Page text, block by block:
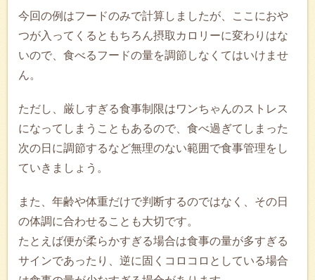
今回の例はフードのみで計算しましたが、ここにおや
つが入ってくるともちろん摂取カロリーに変わりはな
いので、食べるフードの量を調節しなくてはいけませ
ん。
ただし、厳しすぎる食事制限はワンちゃんのストレス
になってしまうこともあるので、食べ過ぎてしまった
次の日に調節するなど無理のない範囲で食事管理をし
ていきましょう。
また、年齢や体重だけで判断するのではなく、その日
の体調に合わせることも大切です。
たとえば便が柔らかすぎる場合は食事の量が多すぎる
サインであったり、逆に固くコロコロとしている場合